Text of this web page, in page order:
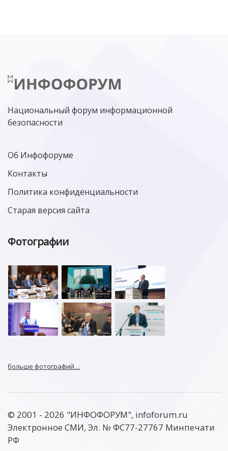
МИНЦИФРЫ РОССИИ NGFW
Национальный форум информационной
безопасности
Об Инфофоруме
Контакты
Политика конфиденциальности
Старая версия сайта
Фотографии
больше фотографий…
© 2001 - 2026 "ИНФОФОРУМ", infoforum.ru
Электронное СМИ, Эл. № ФС77-27767 Минпечати
РФ